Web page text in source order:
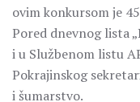
ovim konkursom je
Pored dnevnog lista
i u Službenom listu
Pokrajinskog
i šumarstvo.